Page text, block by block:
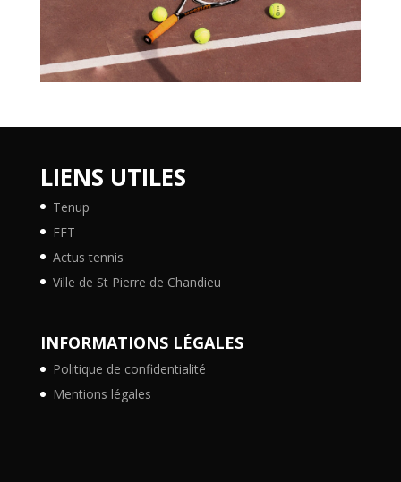
LIENS UTILES
Tenup
FFT
Actus tennis
Ville de St Pierre de Chandieu
INFORMATIONS LÉGALES
Politique de confidentialité
Mentions légales